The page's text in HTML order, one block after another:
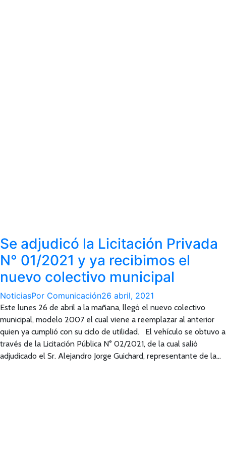
Se adjudicó la Licitación Privada
N° 01/2021 y ya recibimos el
nuevo colectivo municipal
NoticiasPor Comunicación26 abril, 2021
Este lunes 26 de abril a la mañana, llegó el nuevo colectivo
municipal, modelo 2007 el cual viene a reemplazar al anterior
quien ya cumplió con su ciclo de utilidad. El vehículo se obtuvo a
través de la Licitación Pública N° 02/2021, de la cual salió
adjudicado el Sr. Alejandro Jorge Guichard, representante de la…